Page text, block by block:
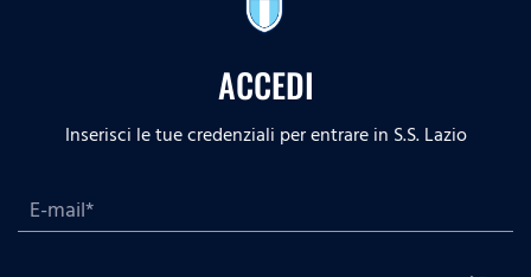
ACCEDI
Inserisci le tue credenziali per entrare in S.S. Lazio